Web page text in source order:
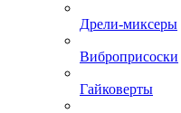
Дрели-миксеры
Виброприсоски
Гайковерты